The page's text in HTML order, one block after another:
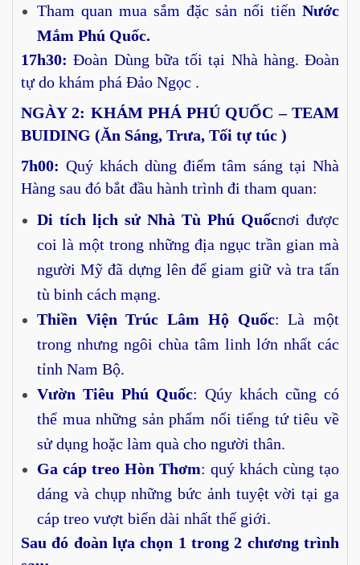
Tham quan mua sắm đặc sản nổi tiến Nước
Mắm Phú Quốc.
17h30: Đoàn Dùng bữa tối tại Nhà hàng. Đoàn
tự do khám phá Đảo Ngọc .
NGÀY2: KHÁM PHÁ PHÚ QUỐC – TEAM
BUIDING (Ăn Sáng, Trưa, Tối tự túc )
7h00: Quý khách dùng điểm tâm sáng tại Nhà
Hàng sau đó bắt đầu hành trình đi tham quan:
Di tích lịch sử Nhà Tù Phú Quốcnơi được
coi là một trong những địa ngục trần gian mà
người Mỹ đã dựng lên để giam giữ và tra tấn
tù binh cách mạng.
Thiền Viện Trúc Lâm Hộ Quốc: Là một
trong nhưng ngôi chùa tâm linh lớn nhất các
tỉnh Nam Bộ.
Vườn Tiêu Phú Quốc: Qúy khách cũng có
thể mua những sản phẩm nổi tiếng tứ tiêu về
sử dụng hoặc làm quà cho người thân.
Ga cáp treo Hòn Thơm: quý khách cùng tạo
dáng và chụp những bức ảnh tuyệt vời tại ga
cáp treo vượt biển dài nhất thế giới.
Sau đó đoàn lựa chọn 1 trong 2 chương trình